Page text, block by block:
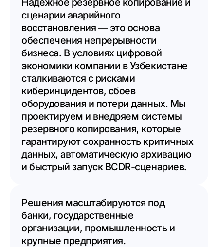
Надёжное резервное копирование и
сценарии аварийного
восстановления — это основа
обеспечения непрерывности
бизнеса. В условиях цифровой
экономики компании в Узбекистане
сталкиваются с рисками
киберинцидентов, сбоев
оборудования и потери данных. Мы
проектируем и внедряем системы
резервного копирования, которые
гарантируют сохранность критичных
данных, автоматическую архивацию
и быстрый запуск BCDR-сценариев.
Решения масштабируются под
банки, государственные
организации, промышленность и
крупные предприятия.